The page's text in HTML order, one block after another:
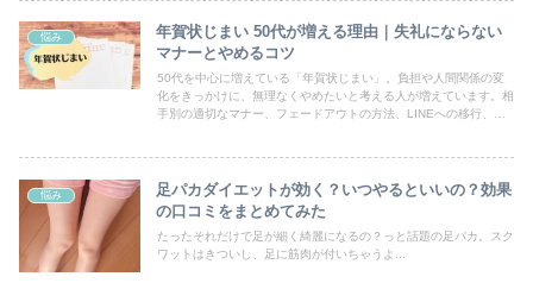
悩み
年賀状じまい 50代が増える理由｜失礼にならない
マナーとやめるコツ
50代を中心に増えている「年賀状じまい」。負担や人間関係の変
化をきっかけに、無理なくやめたいと考える人が増えています。相
手別の適切なマナー、フェードアウトの方法、LINEへの移行、季
悩み
足パカダイエットが効く？いつやるといいの？効果
の口コミをまとめてみた
たったそれだけで足が細く綺麗になるの？っと話題の足パカ。スク
ワットはきついし、足に筋肉が付いちゃうよ...